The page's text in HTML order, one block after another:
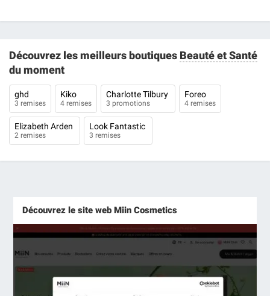
Découvrez les meilleurs boutiques Beauté et Santé
du moment
ghd
3 remises
Kiko
4 remises
Charlotte Tilbury
3 promotions
Foreo
4 remises
Elizabeth Arden
2 remises
Look Fantastic
3 remises
Découvrez le site web Miin Cosmetics